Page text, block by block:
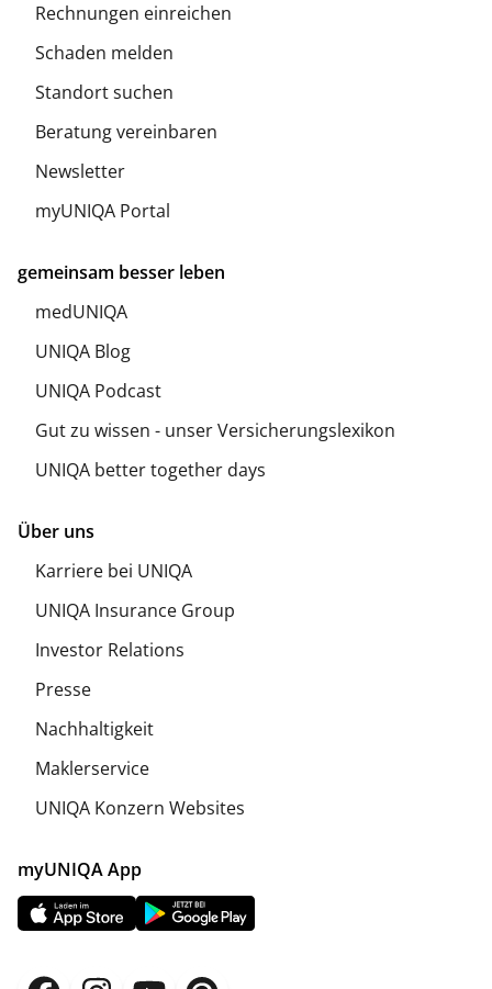
Rechnungen einreichen
Schaden melden
Standort suchen
Beratung vereinbaren
Newsletter
myUNIQA Portal
gemeinsam besser leben
medUNIQA
UNIQA Blog
UNIQA Podcast
Gut zu wissen - unser Versicherungslexikon
UNIQA better together days
Über uns
Karriere bei UNIQA
UNIQA Insurance Group
Investor Relations
Presse
Nachhaltigkeit
Maklerservice
UNIQA Konzern Websites
myUNIQA App